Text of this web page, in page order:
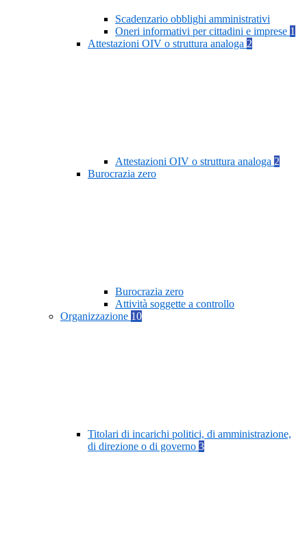
Scadenzario obblighi amministrativi
Oneri informativi per cittadini e imprese 1
Attestazioni OIV o struttura analoga 2
Attestazioni OIV o struttura analoga 2
Burocrazia zero
Burocrazia zero
Attività soggette a controllo
Organizzazione 10
Titolari di incarichi politici, di amministrazione,
di direzione o di governo 3